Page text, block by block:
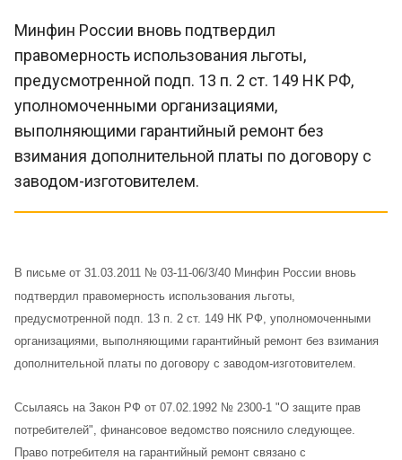
Минфин России вновь подтвердил
правомерность использования льготы,
предусмотренной подп. 13 п. 2 ст. 149 НК РФ,
уполномоченными организациями,
выполняющими гарантийный ремонт без
взимания дополнительной платы по договору с
заводом-изготовителем.
В письме от 31.03.2011 № 03-11-06/3/40 Минфин России вновь
подтвердил правомерность использования льготы,
предусмотренной подп. 13 п. 2 ст. 149 НК РФ, уполномоченными
организациями, выполняющими гарантийный ремонт без взимания
дополнительной платы по договору с заводом-изготовителем.
Ссылаясь на Закон РФ от 07.02.1992 № 2300-1 "О защите прав
потребителей", финансовое ведомство пояснило следующее.
Право потребителя на гарантийный ремонт связано с